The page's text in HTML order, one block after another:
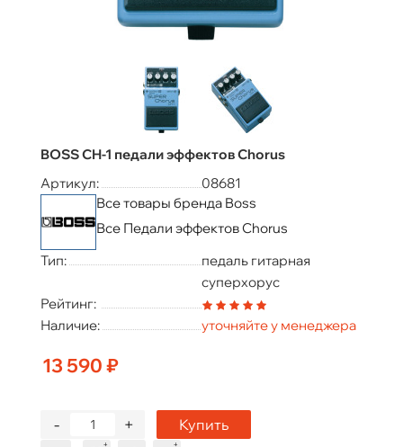
BOSS CH-1 педали эффектов Chorus
Артикул:
08681
Все товары бренда Boss
Все Педали эффектов Chorus
Тип:
педаль гитарная
суперхорус
Рейтинг:
Наличие:
уточняйте у менеджера
13 590 ₽
+
- Купить